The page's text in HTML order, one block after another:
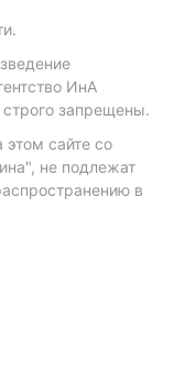
ИнА
строго запрещены.
сайте со
не подлежат
в